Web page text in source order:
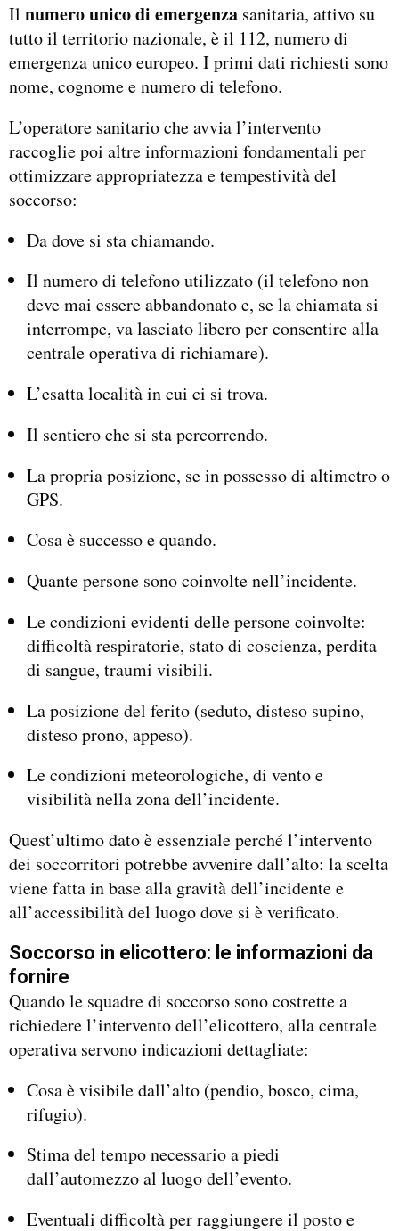
Il numero unico di emergenza sanitaria, attivo su
tutto il territorio nazionale, è il 112, numero di
emergenza unico europeo. I primi dati richiesti sono
nome, cognome e numero di telefono.
L’operatore sanitario che avvia l’intervento
raccoglie poi altre informazioni fondamentali per
ottimizzare appropriatezza e tempestività del
soccorso:
Da dove si sta chiamando.
Il numero di telefono utilizzato (il telefono non
deve mai essere abbandonato e, se la chiamata si
interrompe, va lasciato libero per consentire alla
centrale operativa di richiamare).
L’esatta località in cui ci si trova.
Il sentiero che si sta percorrendo.
La propria posizione, se in possesso di altimetro o
GPS.
Cosa è successo e quando.
Quante persone sono coinvolte nell’incidente.
Le condizioni evidenti delle persone coinvolte:
difficoltà respiratorie, stato di coscienza, perdita
di sangue, traumi visibili.
La posizione del ferito (seduto, disteso supino,
disteso prono, appeso).
Le condizioni meteorologiche, di vento e
visibilità nella zona dell’incidente.
Quest’ultimo dato è essenziale perché l’intervento
dei soccorritori potrebbe avvenire dall’alto: la scelta
viene fatta in base alla gravità dell’incidente e
all’accessibilità del luogo dove si è verificato.
Soccorso in elicottero: le informazioni da
fornire
Quando le squadre di soccorso sono costrette a
richiedere l’intervento dell’elicottero, alla centrale
operativa servono indicazioni dettagliate:
Cosa è visibile dall’alto (pendio, bosco, cima,
rifugio).
Stima del tempo necessario a piedi
dall’automezzo al luogo dell’evento.
Eventuali difficoltà per raggiungere il posto e